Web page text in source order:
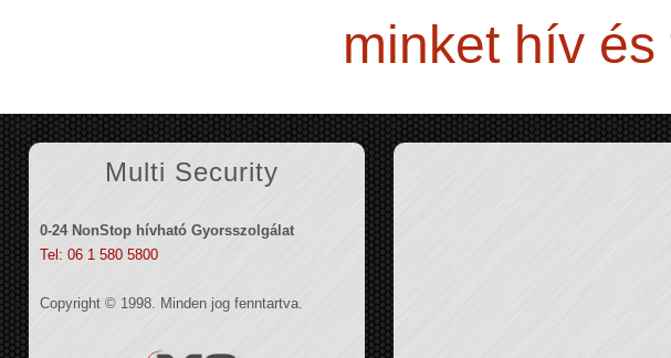
minket hív
Multi Security
0-24 NonStop hívható Gyorsszolgálat
Tel: 06 1 580 5800
Copyright © 1998. Minden jog fenntartva.